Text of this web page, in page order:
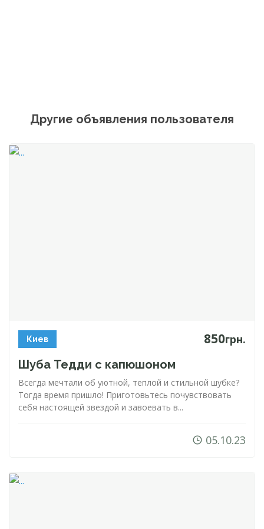
Другие объявления пользователя
Киев 850грн.
Шуба Тедди с капюшоном
Всегда мечтали об уютной, теплой и стильной шубке?
Тогда время пришло! Приготовьтесь почувствовать
себя настоящей звездой и завоевать в...
05.10.23